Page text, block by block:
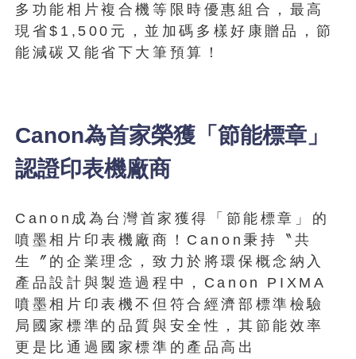
多功能相片複合機等限時優惠組合，最高
現省$1,500元，並加碼多樣好康贈品，節
能減碳又能省下大筆預算！
Canon為首家榮獲「節能標章」
認證印表機廠商
Canon成為台灣首家獲得「節能標章」的
噴墨相片印表機廠商！Canon秉持〝共
生〞的企業理念，致力於將環保概念納入
產品設計與製造過程中，Canon PIXMA
噴墨相片印表機不但符合經濟部標準檢驗
局國家標準的品質與安全性，其節能效率
更是比通過國家標準的產品高出